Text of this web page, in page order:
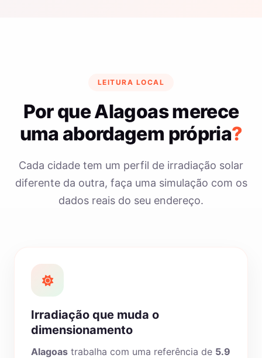
LEITURA LOCAL
Por que Alagoas merece
uma abordagem própria?
Cada cidade tem um perfil de irradiação solar
diferente da outra, faça uma simulação com os
dados reais do seu endereço.
Irradiação que muda o
dimensionamento
Alagoas trabalha com uma referência de 5.9